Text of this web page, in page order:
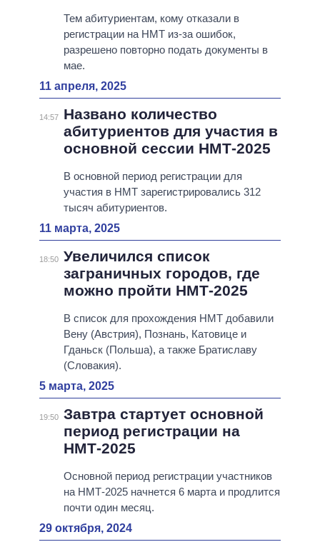
Тем абитуриентам, кому отказали в
регистрации на НМТ из-за ошибок,
разрешено повторно подать документы в
мае.
11 апреля, 2025
14:57
Названо количество
абитуриентов для участия в
основной сессии НМТ-2025
В основной период регистрации для
участия в НМТ зарегистрировались 312
тысяч абитуриентов.
11 марта, 2025
18:50 Увеличился список
заграничных городов, где
можно пройти НМТ-2025
В список для прохождения НМТ добавили
Вену (Австрия), Познань, Катовице и
Гданьск (Польша), а также Братиславу
(Словакия).
5 марта, 2025
19:50 Завтра стартует основной
период регистрации на
НМТ-2025
Основной период регистрации участников
на НМТ-2025 начнется 6 марта и продлится
почти один месяц.
29 октября, 2024